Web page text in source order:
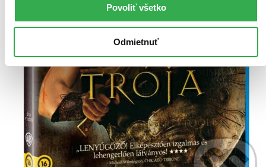
Povoliť všetko
Odmietnuť